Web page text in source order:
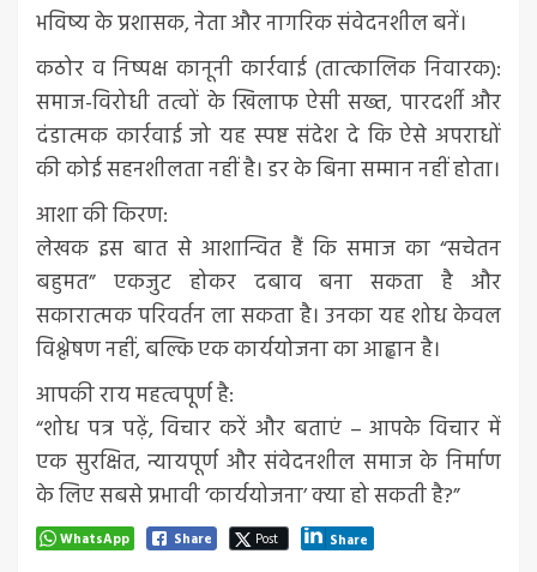
भविष्य के प्रशासक, नेता और नागरिक संवेदनशील बनें।
कठोर व निष्पक्ष कानूनी कार्रवाई (तात्कालिक निवारक):
समाज-विरोधी तत्वों के खिलाफ ऐसी सख्त, पारदर्शी और
दंडात्मक कार्रवाई जो यह स्पष्ट संदेश दे कि ऐसे अपराधों
की कोई सहनशीलता नहीं है। डर के बिना सम्मान नहीं होता।
आशा की किरण:
लेखक इस बात से आशान्वित हैं कि समाज का “सचेतन
बहुमत” एकजुट होकर दबाव बना सकता है और
सकारात्मक परिवर्तन ला सकता है। उनका यह शोध केवल
विश्लेषण नहीं, बल्कि एक कार्ययोजना का आह्वान है।
आपकी राय महत्वपूर्ण है:
“शोध पत्र पढ़ें, विचार करें और बताएं – आपके विचार में
एक सुरक्षित, न्यायपूर्ण और संवेदनशील समाज के निर्माण
के लिए सबसे प्रभावी ‘कार्ययोजना’ क्या हो सकती है?”
WhatsApp Share Post Share